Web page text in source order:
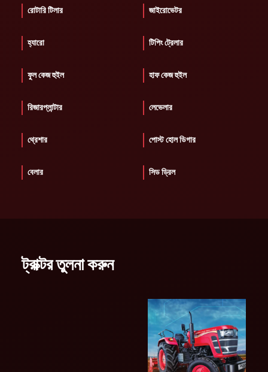
রোটারি টিলার জাইরোভেটর
হ্যারো টিপিং ট্রেলার
ফুল কেজ হুইল হাফ কেজ হুইল
রিজারপ্লান্টার লেভেলার
থ্রেশার পোস্ট হোল ডিগার
বেলার সিড ড্রিল
ট্রাক্টর তুলনা করুন